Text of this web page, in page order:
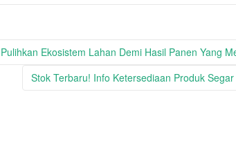
Ekosistem Lahan Demi Hasil Panen Yang
Stok Terbaru! Info Ketersediaan Produk